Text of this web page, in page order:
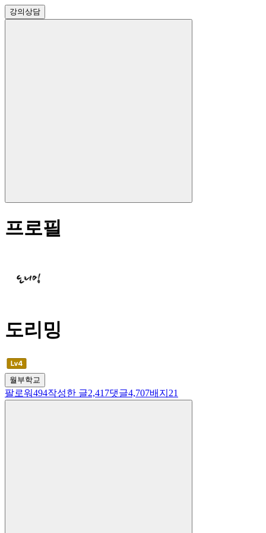
강의상담
프로필
도리밍
월부학교
팔로워494작성한 글2,417댓글4,707배지 21